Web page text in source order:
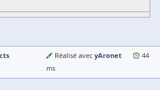
Réalisé avec yAronet
44
ms